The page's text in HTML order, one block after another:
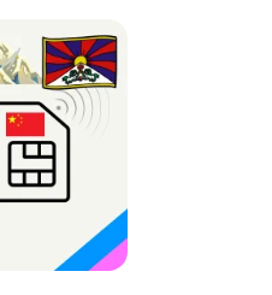
không
Chính vì
đình không